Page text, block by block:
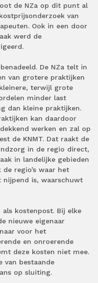
de NZa op dit punt al
van
Ook in een door
werd de
De NZa telt in
van grotere praktijken
terwijl grote
minder last
dan kleine praktijken.
kan daardoor
werken en zal op
de KNMT. Dat raakt de
in de regio direct,
in landelijke gebieden
regio’s waar het
is, waarschuwt
als kostenpost. Bij elke
nieuwe eigenaar
voor het
en onroerende
deze kosten niet mee.
van bestaande
op sluiting.